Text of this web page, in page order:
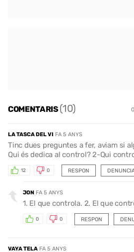
COMENTARIS(10)
LA TASCA DEL VI FA 5 ANYS
Tinc dues preguntes a fer, aviam si
Qui és dedica al control? 2-Qui
RESPON
12 0
JON FA 5 ANYS
1. El que controla. 2. El que
RESPON
0 0
VAYA TELA FA 5 ANYS